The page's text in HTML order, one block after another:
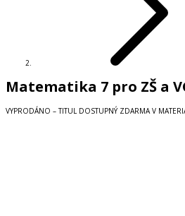
Matematika 7 pro ZŠ a
VYPRODÁNO – TITUL DOSTUPNÝ ZDARMA V